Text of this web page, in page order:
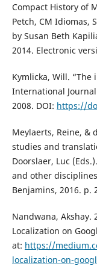
Compact History of
Petch, CM Idiomas,
by Susan Beth
2014. Electronic
Kymlicka, Will.
International
2008. DOI: https://
Meylaerts, Reine, &
studies and
Doorslaer, Luc
and other
Benjamins, 2016. p.
Nandwana, Akshay.
Localization on
at: https://
localization-on-